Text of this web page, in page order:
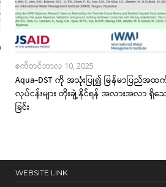
စက်တင်ဘာလ 10, 2025
Aqua-DST ကို အသုံးပြု၍ မြန်မာပြည်အထက်ပို
လုပ်ငန်းများ တိုးချဲ့နိုင်ရန် အလားအလာ ရှိသေ
ခြင်း
WEBSITE LINK